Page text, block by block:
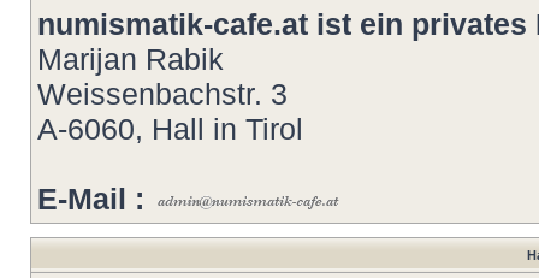
numismatik-cafe.at ist ein privates
Marijan Rabik
Weissenbachstr. 3
A-6060, Hall in Tirol
E-Mail :